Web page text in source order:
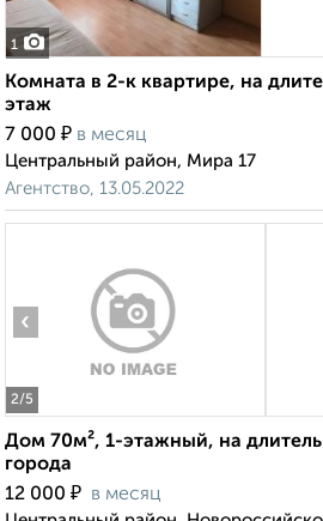
1
Комната в 2-к квартире, на
этаж
7 000 ₽ в месяц
Центральный район, Мира 17
Агентство, 13.05.2022
2/5
‹
Дом 70м², 1-этажный, на
города
12 000 ₽ в месяц